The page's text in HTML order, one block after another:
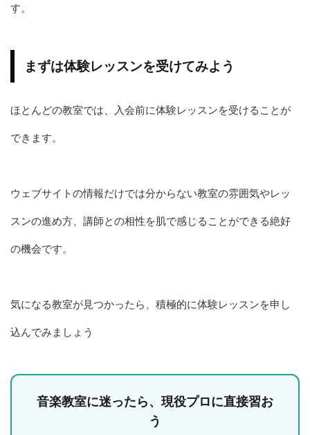
す。
まずは体験レッスンを受けてみよう
ほとんどの教室では、入会前に体験レッスンを受けることが
できます。
ウェブサイトの情報だけでは分からない教室の雰囲気やレッ
スンの進め方、講師との相性を肌で感じることができる絶好
の機会です。
気になる教室が見つかったら、積極的に体験レッスンを申し
込んでみましょう
音楽教室に迷ったら、現役プロに直接習お
う